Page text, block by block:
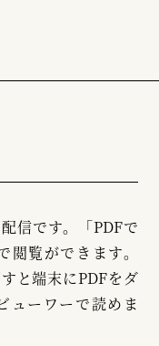
信です。「PDFで
覧ができます。
と端末にPDFをダ
ューワーで読めま